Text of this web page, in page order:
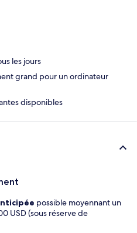
les jours
grand pour un ordinateur
disponibles
possible moyennant un
USD (sous réserve de